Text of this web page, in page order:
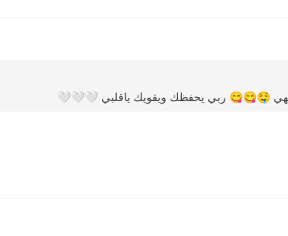
🤤😋😋 ربي يحفظك ويقويك ياقلبي 🤍🤍🤍